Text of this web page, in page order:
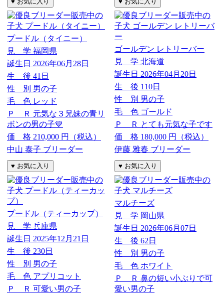
プードル（タイニー）
見 学 福岡県
誕生日 2026年06月28日
生 後 41日
性 別 男の子
毛 色 レッド
Ｐ Ｒ 元気な３兄妹の青リ
ボンの男の子💙
価 格 210,000 円（税込）
中山 泰子 ブリーダー
ゴールデン レトリーバー
見 学 北海道
誕生日 2026年04月20日
生 後 110日
性 別 男の子
毛 色 ゴールド
Ｐ Ｒ とても元気な子です
価 格 180,000 円（税込）
伊藤 雅春 ブリーダー
プードル（ティーカップ）
見 学 兵庫県
誕生日 2025年12月21日
生 後 230日
性 別 男の子
毛 色 アプリコット
Ｐ Ｒ 可愛い男の子
マルチーズ
見 学 岡山県
誕生日 2026年06月07日
生 後 62日
性 別 男の子
毛 色 ホワイト
Ｐ Ｒ 鼻の短い小ぶりで可
愛い男の子